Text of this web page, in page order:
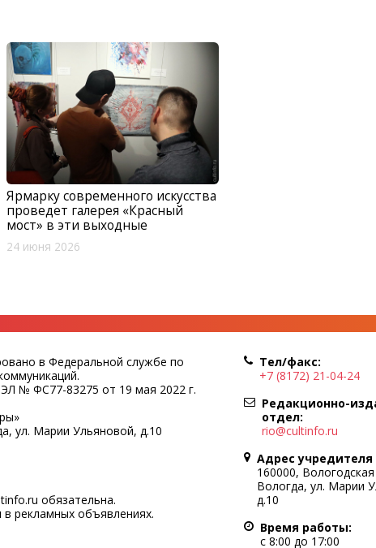
Ярмарку современного искусства
проведет галерея «Красный
мост» в эти выходные
24 июня 2026
в Федеральной службе по
№ ФС77-83275 от 19 мая 2022 г.
ул. Марии Ульяновой, д.10
обязательна.
рекламных объявлениях.
Тел/факс:
+7 (8172) 21-04-24
Редакционно-
отдел:
rio@cultinfo.ru
Адрес
160000, Вологодская
Вологда, ул. Марии
д.10
Время работы:
с 8:00 до 17:00